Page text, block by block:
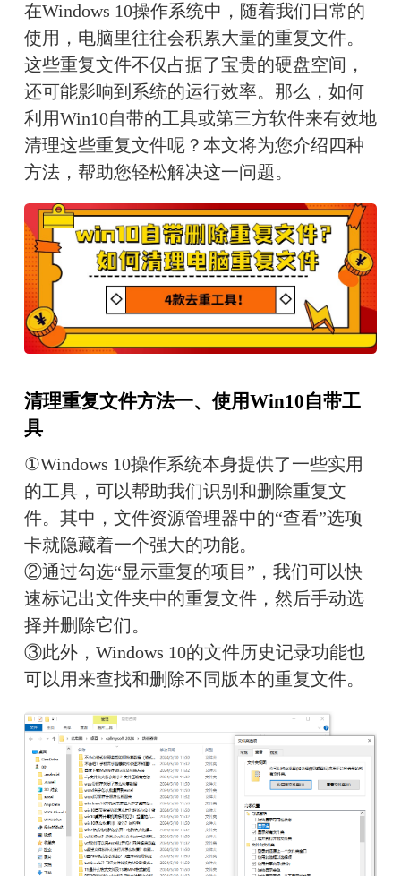
在Windows 10操作系统中，随着我们日常的
使用，电脑里往往会积累大量的重复文件。
这些重复文件不仅占据了宝贵的硬盘空间，
还可能影响到系统的运行效率。那么，如何
利用Win10自带的工具或第三方软件来有效地
清理这些重复文件呢？本文将为您介绍四种
方法，帮助您轻松解决这一问题。
清理重复文件方法一、使用Win10自带工
具
①Windows 10操作系统本身提供了一些实用
的工具，可以帮助我们识别和删除重复文
件。其中，文件资源管理器中的“查看”选项
卡就隐藏着一个强大的功能。
②通过勾选“显示重复的项目”，我们可以快
速标记出文件夹中的重复文件，然后手动选
择并删除它们。
③此外，Windows 10的文件历史记录功能也
可以用来查找和删除不同版本的重复文件。